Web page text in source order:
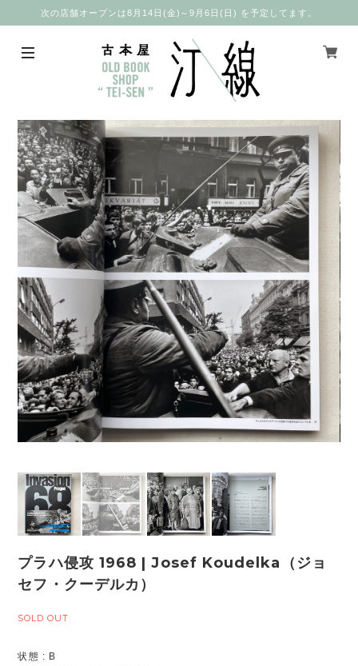
次の店舗オープンは8月14日(金)～9月6日(日) を予定してます。
プラハ侵攻 1968 | Josef Koudelka（ジョ
セフ・クーデルカ）
SOLD OUT
状態 : B